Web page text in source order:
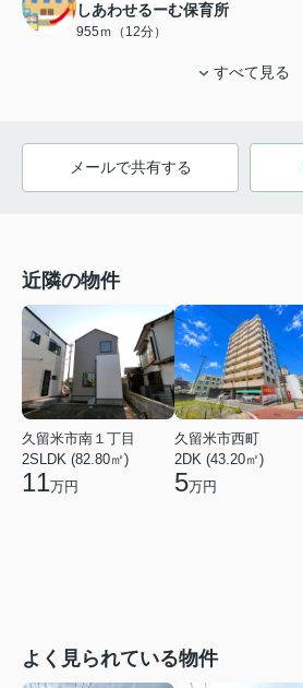
しあわせるーむ保育所
955ｍ（12分）
すべて見る
メールで共有する
近隣の物件
久留米市南１丁目
2SLDK (82.80㎡)
11万円
久留米市西町
2DK (43.20㎡)
5万円
よく見られている物件